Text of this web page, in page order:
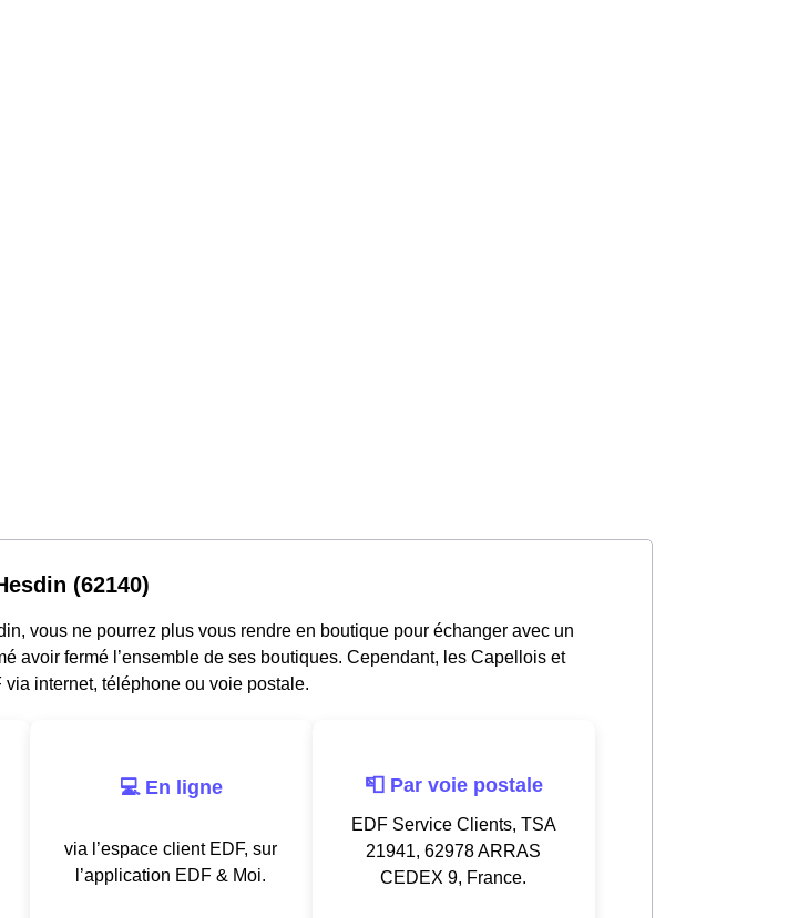
(62140)
vous ne pourrez plus vous rendre en boutique pour échanger avec un
avoir fermé l’ensemble de ses boutiques. Cependant, les Capellois et
internet, téléphone ou voie postale.
💻 En ligne
via l’espace client EDF, sur
l’application EDF & Moi.
📮 Par voie postale
EDF Service Clients, TSA
21941, 62978 ARRAS
CEDEX 9, France.